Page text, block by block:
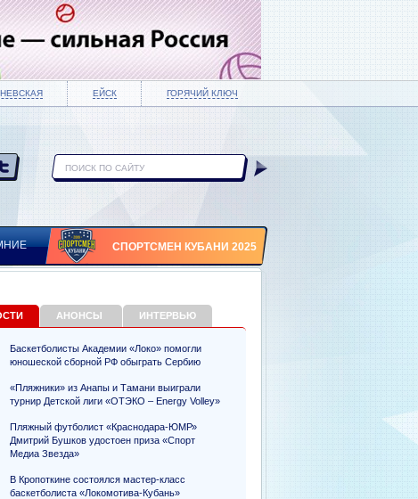
ЕЙСК ГОРЯЧИЙ КЛЮЧ
СПОРТСМЕН КУБАНИ 2025
АНОНСЫ ИНТЕРВЬЮ
Баскетболисты Академии «Локо» помогли
юношеской сборной РФ обыграть Сербию
«Пляжники» из Анапы и Тамани выиграли
турнир Детской лиги «ОТЭКО – Energy Volley»
Пляжный футболист «Краснодара-ЮМР»
Дмитрий Бушков удостоен приза «Спорт
Медиа Звезда»
В Кропоткине состоялся мастер-класс
баскетболиста «Локомотива-Кубань»